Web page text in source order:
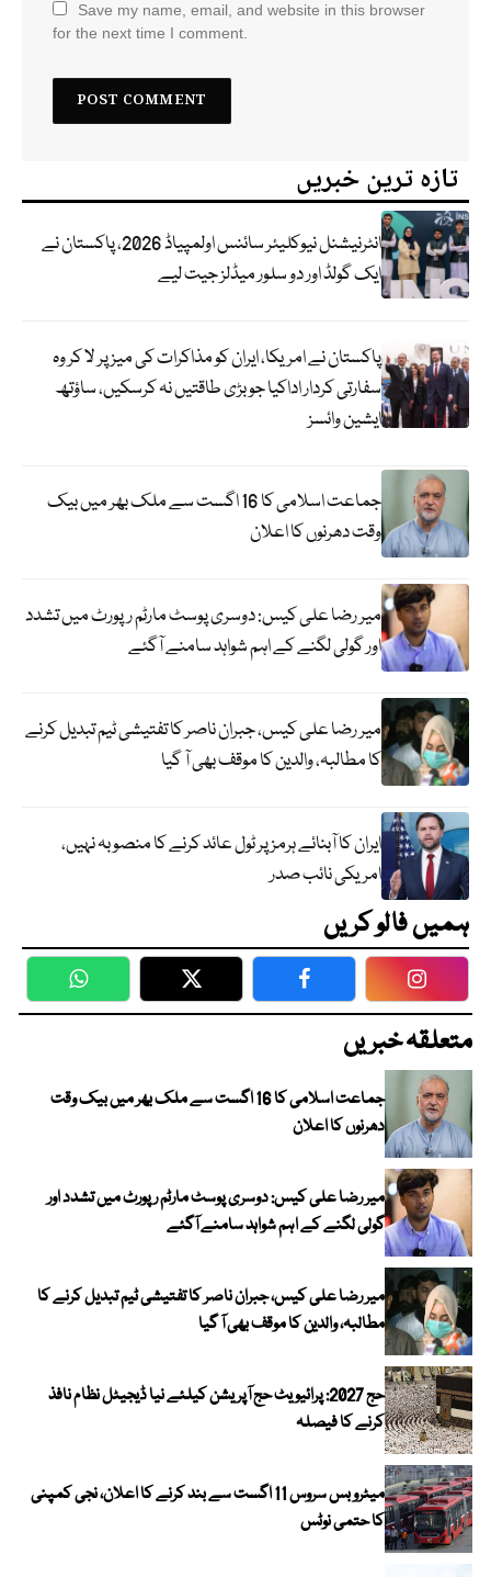
Save my name, email, and website in this browser
for the next time I comment.
تازہ ترین خبریں
انٹرنیشنل نیوکلیئر سائنس اولمپیاڈ 2026، پاکستان نے
ایک گولڈ اور دو سلور میڈلز جیت لیے
پاکستان نے امریکا، ایران کو مذاکرات کی میز پر لا کر وہ
سفارتی کردار اداکیا جو بڑی طاقتیں نہ کرسکیں، ساؤتھ
ایشین وائسز
جماعت اسلامی کا 16 اگست سے ملک بھر میں بیک
وقت دھرنوں کا اعلان
میر رضا علی کیس: دوسری پوسٹ مارٹم رپورٹ میں تشدد
اور گولی لگنے کے اہم شواہد سامنے آگئے
میر رضا علی کیس، جبران ناصر کا تفتیشی ٹیم تبدیل کرنے
کا مطالبہ، والدین کا موقف بھی آ گیا
ایران کا آبنائے ہرمز پر ٹول عائد کرنے کا منصوبہ نہیں،
امریکی نائب صدر
ہمیں فالو کریں
WhatsApp Twitter Facebook
متعلقہ خبریں
جماعت اسلامی کا 16 اگست سے ملک بھر میں بیک وقت
دھرنوں کا اعلان
میر رضا علی کیس: دوسری پوسٹ مارٹم رپورٹ میں تشدد اور
گولی لگنے کے اہم شواہد سامنے آگئے
میر رضا علی کیس، جبران ناصر کا تفتیشی ٹیم تبدیل کرنے کا
مطالبہ، والدین کا موقف بھی آ گیا
حج 2027: پرائیویٹ حج آپریشن کیلئے نیا ڈیجیٹل نظام نافذ
کرنے کا فیصلہ
میٹرو بس سروس 11 اگست سے بند کرنے کا اعلان، نجی کمپنی
کا حتمی نوٹس